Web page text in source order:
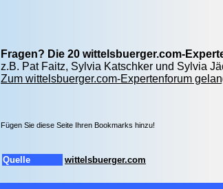
Fragen? Die 20 wittelsbuerger.com-
z.B. Pat Faitz, Sylvia Katschker und Sylvia
Zum wittelsbuerger.com-Expertenforum
Fügen Sie diese Seite Ihren Bookmarks hinzu!
Quelle wittelsbuerger.com